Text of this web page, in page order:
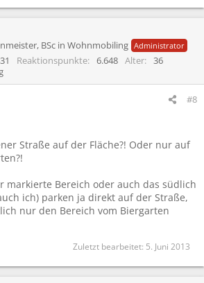
BSc in Wohnmobiling Administrator
Reaktionspunkte 6.648 Alter
36
#8
Straße auf der Fläche?! Oder nur auf
markierte Bereich oder auch das südlich
ich) parken ja direkt auf der Straße,
nur den Bereich vom Biergarten
Zuletzt bearbeitet: 5. Juni 2013